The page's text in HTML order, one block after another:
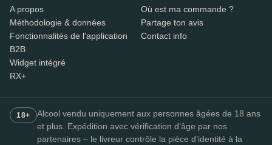
A propos
Méthodologie & données
Fonctionnalités de l'application
B2B
Widget intégré
RX+
Où est ma commande ?
Partage ton avis
Contact info
18+
Alcool vendu uniquement aux personnes âgées de 18 ans
et plus. Expédition avec vérification d’âge par nos
partenaires – le livreur contrôle la pièce d’identité à la